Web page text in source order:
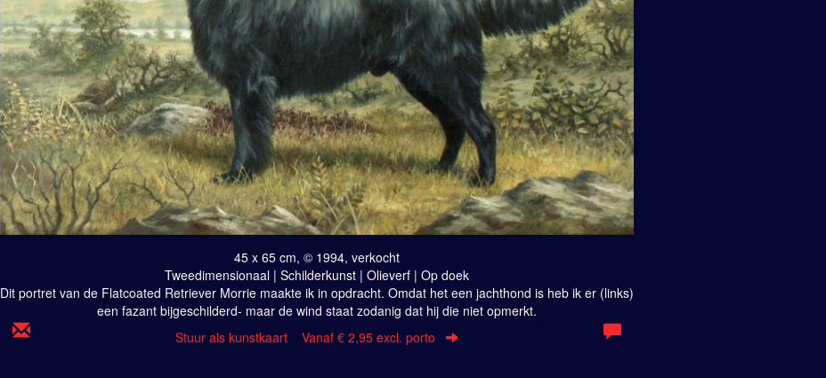
45 x 65 cm, © 1994, verkocht
Tweedimensionaal | Schilderkunst | Olieverf | Op doek
Dit portret van de Flatcoated Retriever Morrie maakte ik in opdracht. Omdat het een jachthond is heb ik er (links)
een fazant bijgeschilderd- maar de wind staat zodanig dat hij die niet opmerkt.
Stuur als kunstkaart Vanaf € 2,95 excl. porto